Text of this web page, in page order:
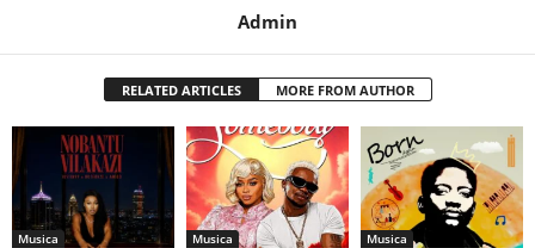
Admin
RELATED ARTICLES MORE FROM AUTHOR
Musica Musica Musica